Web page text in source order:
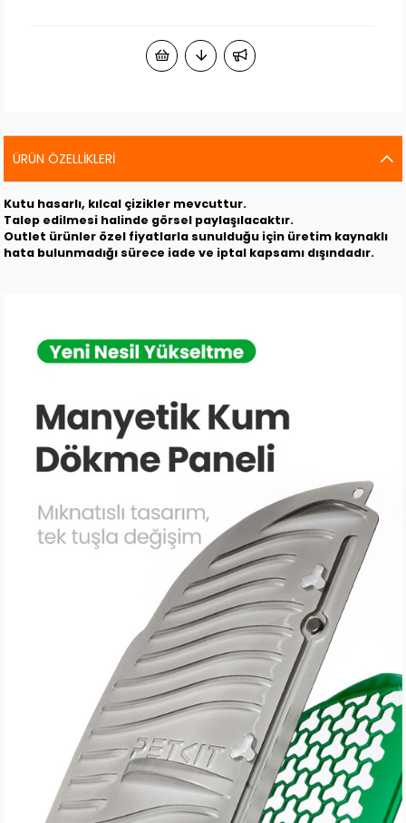
ÜRÜN ÖZELLIKLERI
Kutu hasarlı, kılcal çizikler mevcuttur.
Talep edilmesi halinde görsel paylaşılacaktır.
Outlet ürünler özel fiyatlarla sunulduğu için üretim kaynaklı
hata bulunmadığı sürece iade ve iptal kapsamı dışındadır.